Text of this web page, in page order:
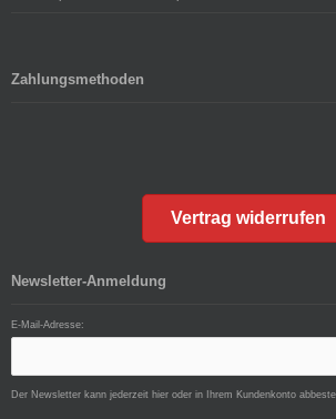
Zahlungsmethoden
Vertrag widerrufen
Newsletter-Anmeldung
E-Mail-Adresse:
Der Newsletter kann jederzeit hier oder in Ihrem Kundenkonto